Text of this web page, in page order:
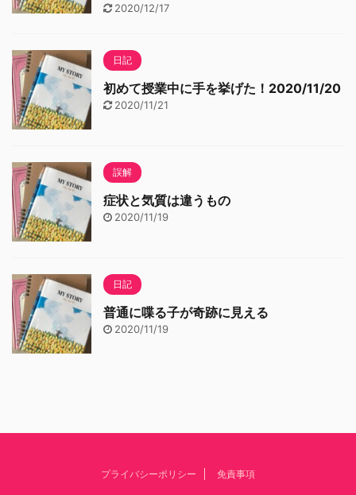
2020/12/17
日記
初めて授業中に手を挙げた！2020/11/20
2020/11/21
誤解
症状と気質は違うもの
2020/11/19
日記
普通に喋る子が奇跡に見える
2020/11/19
プライバシーポリシー 免責事項